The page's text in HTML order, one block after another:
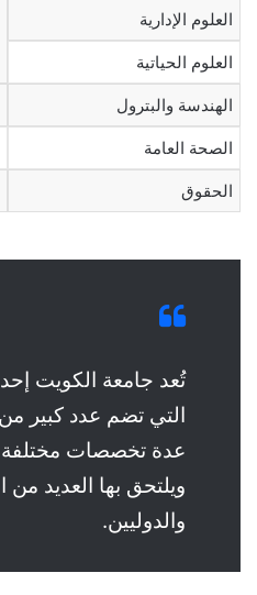
العلوم الإدارية
العلوم الحياتية
الهندسة والبترول
الصحة العامة
الحقوق
تُعد جامعة الكويت
التي تضم عدد كبير من
عدة تخصصات مختلفة
ويلتحق بها العديد من
والدوليين.